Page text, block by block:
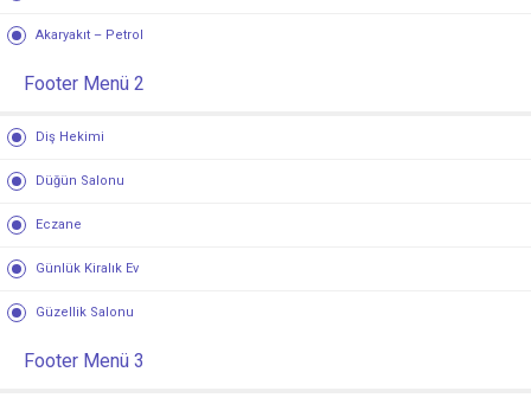
Akaryakıt – Petrol
Footer Menü 2
Diş Hekimi
Düğün Salonu
Eczane
Günlük Kiralık Ev
Güzellik Salonu
Footer Menü 3